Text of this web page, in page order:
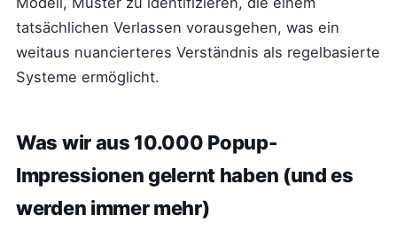
tatsächlichen Verlassen vorausgehen, was ein
weitaus nuancierteres Verständnis als regelbasierte
Systeme ermöglicht.
Was wir aus 10.000 Popup-
Impressionen gelernt haben (und es
werden immer mehr)